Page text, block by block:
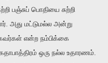
பஞ்சுப் பொதியை சுற்றி
அது மட்டுமல்ல அன்று
என்ற நம்பிக்கை
ஒரு நல்ல உதாரணம்.